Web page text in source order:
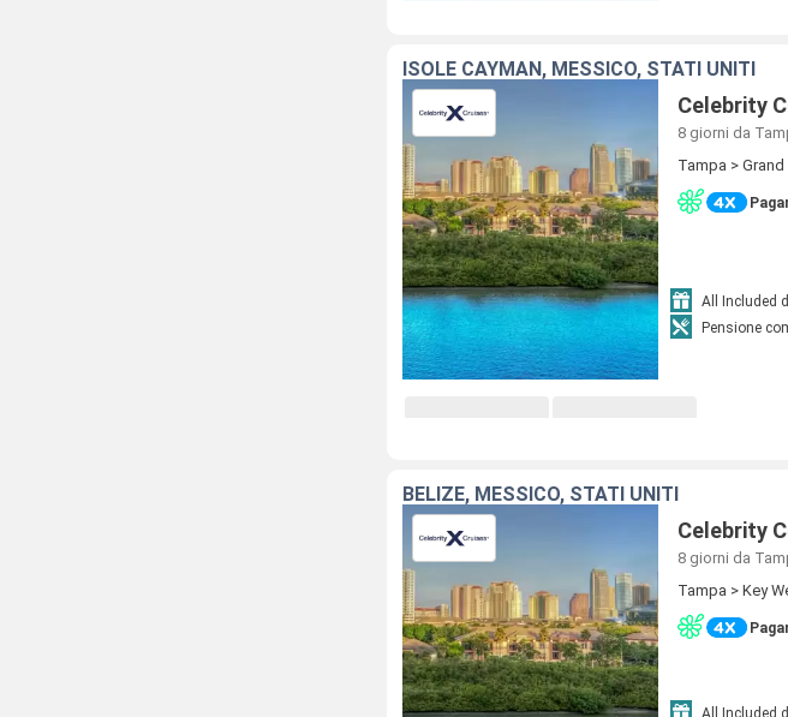
ISOLE CAYMAN, MESSICO, STATI UNITI
Celebrity
8 giorni da
Tampa >
All Included
Pensione
BELIZE, MESSICO, STATI UNITI
Celebrity
8 giorni da
Tampa > Key
All Included